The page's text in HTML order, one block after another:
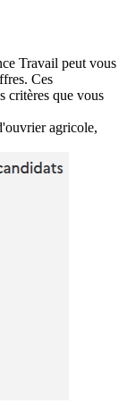
Travail peut vous
Ces
critères que vous
agricole,